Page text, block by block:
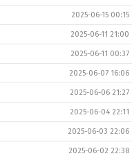
2025-06-15 00:15
2025-06-11 21:00
2025-06-11 00:37
2025-06-07 16:06
2025-06-06 21:27
2025-06-04 22:11
2025-06-03 22:06
2025-06-02 22:38